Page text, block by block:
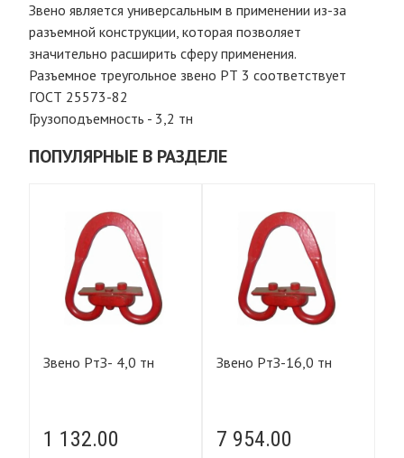
Звено является универсальным в применении из-за
разъемной конструкции, которая позволяет
значительно расширить сферу применения.
Разъемное треугольное звено РТ 3 соответствует
ГОСТ 25573-82
Грузоподъемность - 3,2 тн
ПОПУЛЯРНЫЕ В РАЗДЕЛЕ
Звено РтЗ- 4,0 тн
1 132.00
Звено РтЗ-16,0 тн
7 954.00